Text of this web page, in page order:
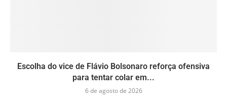
Escolha do vice de Flávio Bolsonaro reforça ofensiva
para tentar colar em...
6 de agosto de 2026